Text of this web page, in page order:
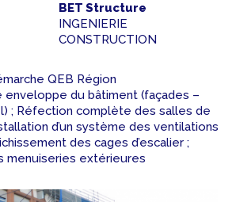
BET Structure
INGENIERIE
CONSTRUCTION
QEB Région
enveloppe du bâtiment (façades –
; Réfection complète des salles de
d’un système des ventilations
des cages d’escalier ;
menuiseries extérieures